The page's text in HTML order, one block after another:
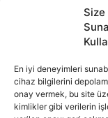
Size
En iyi deneyimleri
cihaz bilgilerini
onay vermek, bu site
kimlikler gibi verilerin
İnternet
içeriğin hakları
basılı ya da